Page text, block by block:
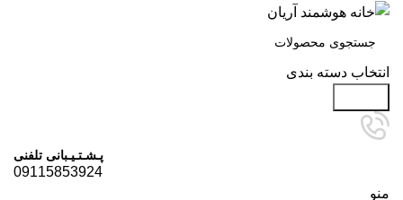
انتخاب دسته بندی
پـشـتـیـبانی تلفنی
09115853924
منو